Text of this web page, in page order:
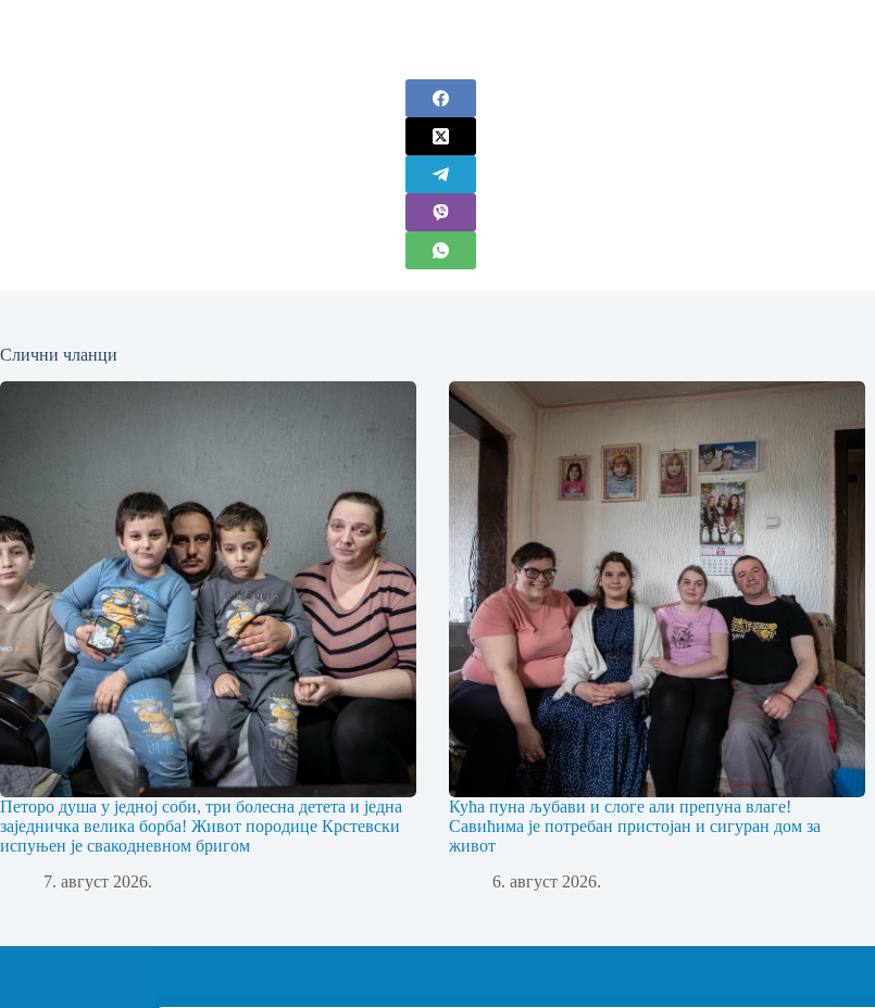
Слични чланци
Петоро душа у једној соби, три болесна детета и једна
заједничка велика борба! Живот породице Крстевски
испуњен је свакодневном бригом
7. август 2026.
Кућа пуна љубави и слоге али препуна влаге!
Савићима је потребан пристојан и сигуран дом за
живот
6. август 2026.